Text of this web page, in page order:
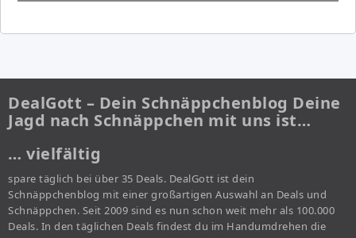
DealGott – Dein Schnäppchenblog Deine
Jagd nach Schnäppchen mit uns ist…
… vielfältig
spare täglich bei über 35 Deals. DealGott ist dein
Schnäppchenblog mit einer großartigen Auswahl an Deals und
Schnäppchen. Seit 2009 sind es nun schon weit mehr als 100.000
Deals. In den täglichen Deals findest du im Handumdrehen die